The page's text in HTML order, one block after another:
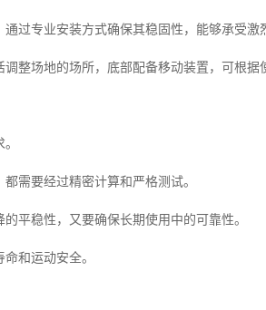
过专业安装方式确保其稳固性，能够承受激
整场地的场所，底部配备移动装置，可根据
需要经过精密计算和严格测试。
平稳性，又要确保长期使用中的可靠性。
和运动安全。